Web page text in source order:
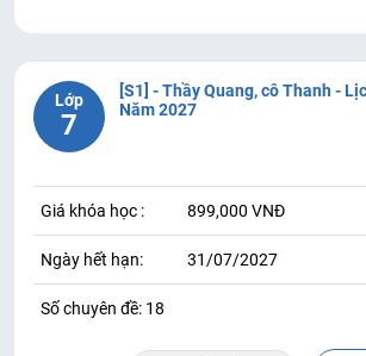
Lớp
7
[S1] - Thầy Quang, cô Thanh -
Năm 2027
Giá khóa học : 899,000 VNĐ
Ngày hết hạn: 31/07/2027
Số chuyên đề: 18